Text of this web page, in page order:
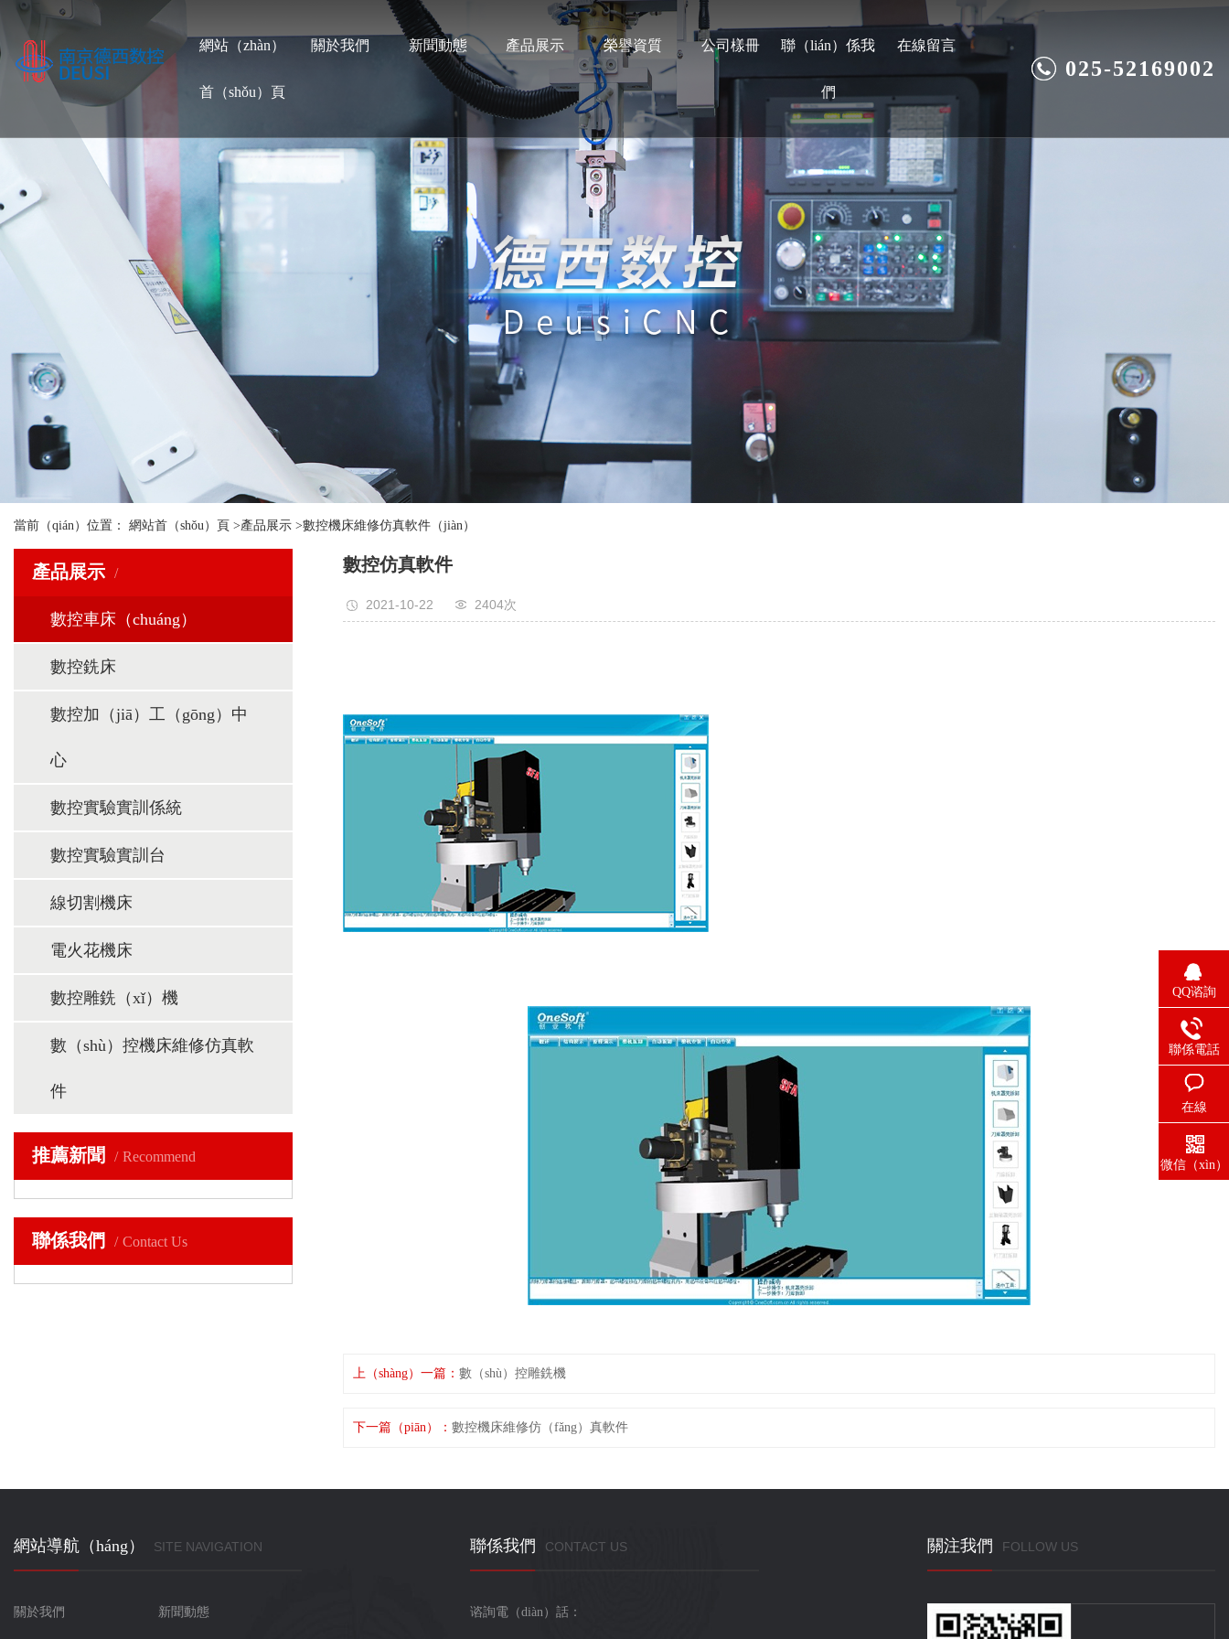
網站（zhàn）
首（shǒu）頁
關於我們 新聞動態 產品展示 榮譽資質 公司樣冊 聯（lián）係我
們
在線留言
025-52169002
當前（qián）位置： 網站首（shǒu）頁 >產品展示 >數控機床維修仿真軟件（jiàn）
產品展示
數控車床（chuáng）
數控銑床
數控加（jiā）工（gōng）中
心
數控實驗實訓係統
數控實驗實訓台
線切割機床
電火花機床
數控雕銑（xǐ）機
數（shù）控機床維修仿真軟
件
推薦新聞 Recommend
聯係我們 Contact Us
數控仿真軟件
2021-10-22 2404次
上（shàng）一篇： 數（shù）控雕銑機
下一篇（piān）： 數控機床維修仿（fǎng）真軟件
網站導航（háng） SITE NAVIGATION
關於我們 新聞動態
聯係我們 CONTACT US
谘詢電（diàn）話：
關注我們 FOLLOW US
QQ谘詢
聯係電話
在線
（xiàn）留
言
微信（xìn）
掃一掃